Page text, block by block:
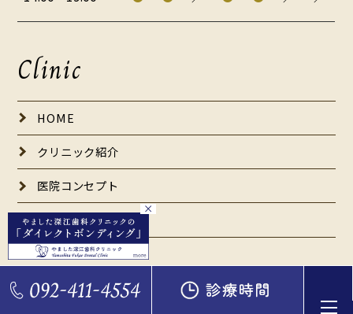
×
Clinic
HOME
クリニック紹介
医院コンセプト
歯科医師紹介
初診の患者さんへ
採用情報